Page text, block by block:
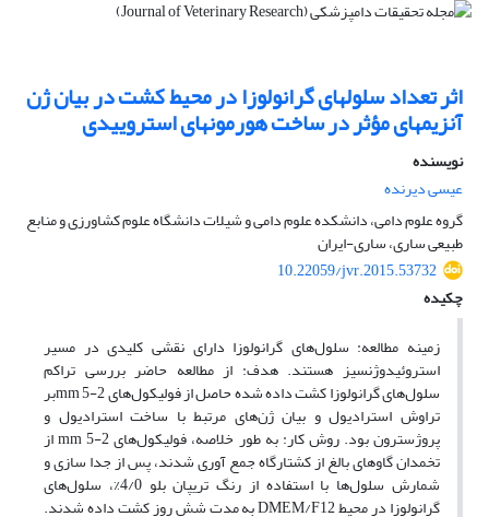
اثر تعداد سلولهای گرانولوزا در محیط کشت در بیان ژن
آنزیمهای مؤثر در ساخت هورمونهای استروییدی
نویسنده
عیسی دیرنده
گروه علوم دامی، دانشکده علوم دامی و شیلات دانشگاه علوم کشاورزی و منابع
طبیعی ساری، ساری-ایران
10.22059/jvr.2015.53732
چکیده
زمینه مطالعه: سلول‌های گرانولوزا دارای نقشی کلیدی در مسیر
استروئیدوژنسیز هستند. هدف: از مطالعه حاضر بررسی تراکم
سلول‌های گرانولوزا کشت داده شده حاصل از فولیکول‌های mm 5-2بر
تراوش استرادیول و بیان ژن‌های مرتبط با ساخت استرادیول و
پروژسترون بود. روش کار: به طور خلاصه، فولیکول‌های mm 5-2 از
تخمدان گاوهای بالغ از کشتارگاه جمع آوری شدند، پس از جدا سازی و
شمارش سلول‌ها با استفاده از رنگ تریپان بلو 4/0‌%، سلول‌های
گرانولوزا در محیط DMEM/F12 به مدت شش روز کشت داده شدند.